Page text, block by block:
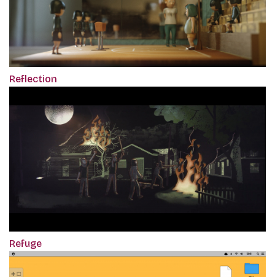
Reflection
Refuge